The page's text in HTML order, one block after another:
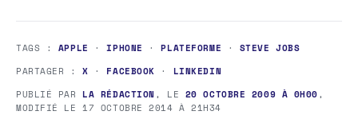
TAGS : APPLE ·IPHONE ·PLATEFORME · STEVE JOBS
PARTAGER :X · FACEBOOK · LINKEDIN
PUBLIÉ PAR LA RÉDACTION , LE 20 OCTOBRE 2009 À 0H00,
MODIFIÉ LE17 OCTOBRE 2014 À 21H34